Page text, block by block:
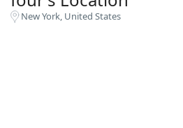
New York, United States